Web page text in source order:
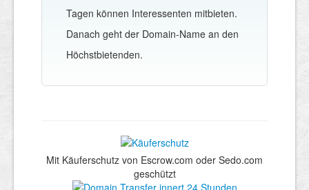
Tagen können Interessenten mitbieten.
Danach geht der Domain-Name an den
Höchstbietenden.
Mit Käuferschutz von Escrow.com oder Sedo.com
geschützt